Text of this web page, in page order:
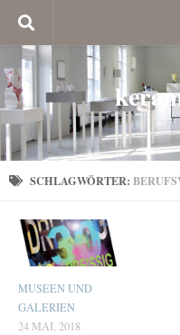
SCHLAGWÖRTER:
MUSEEN UND
GALERIEN
24 MAI, 2018